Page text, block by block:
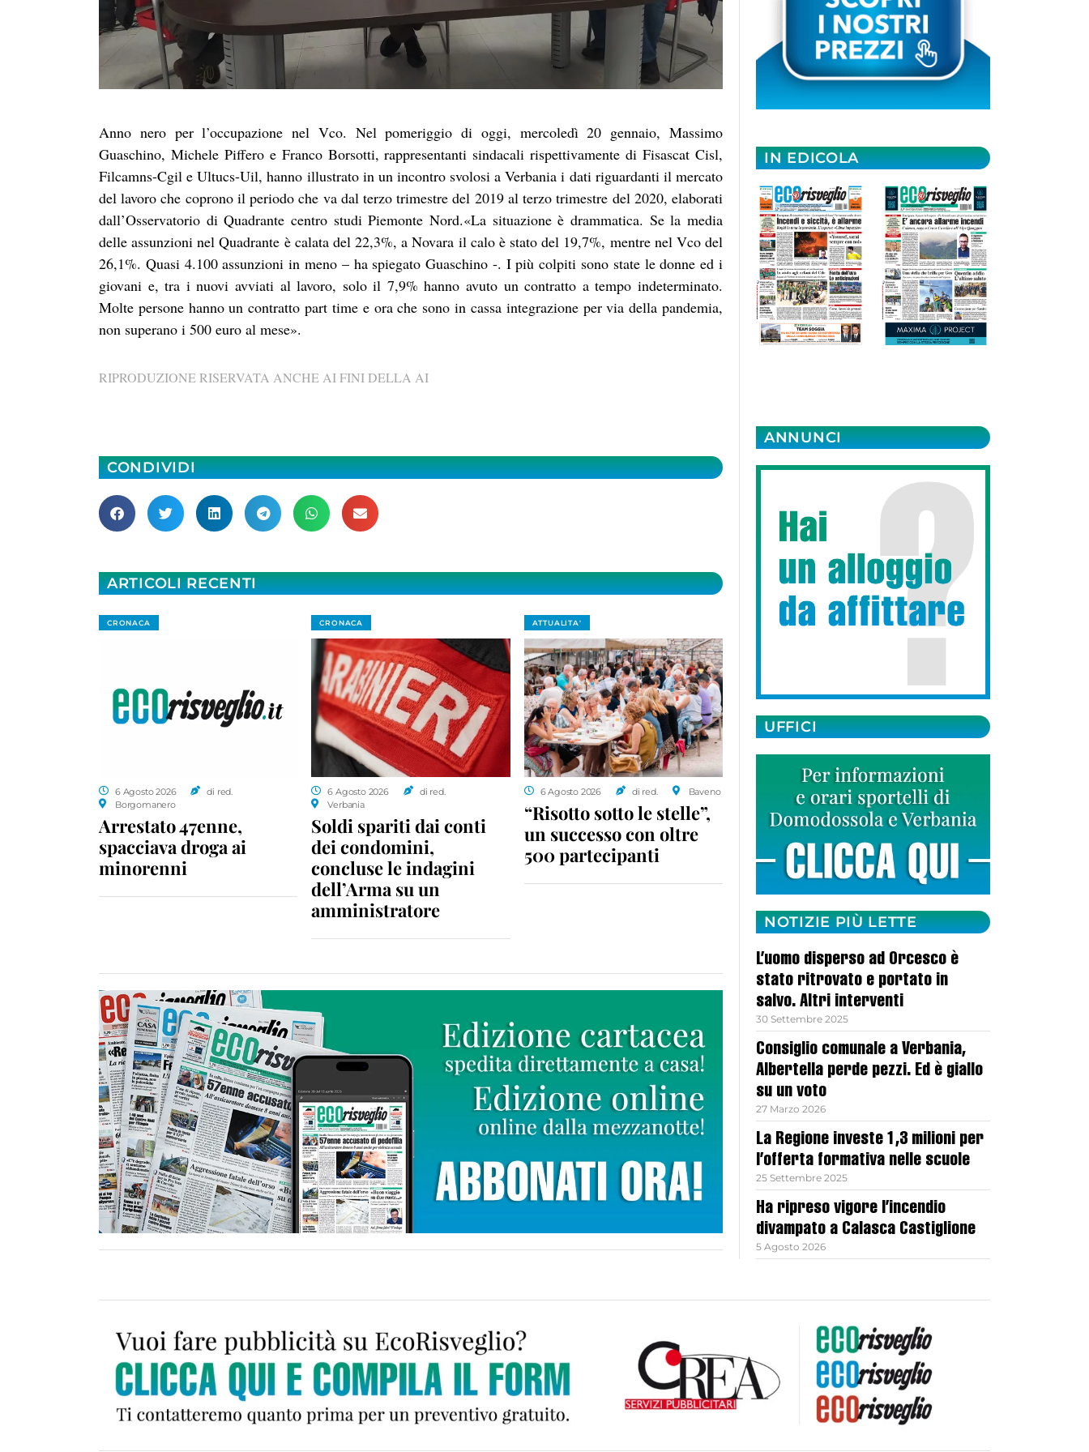
Anno nero per l’occupazione nel Vco. Nel pomeriggio di oggi, mercoledì 20 gennaio, Massimo
Guaschino, Michele Piffero e Franco Borsotti, rappresentanti sindacali rispettivamente di Fisascat Cisl,
Filcamns-Cgil e Ultucs-Uil, hanno illustrato in un incontro svolosi a Verbania i dati riguardanti il mercato
del lavoro che coprono il periodo che va dal terzo trimestre del 2019 al terzo trimestre del 2020, elaborati
dall’Osservatorio di Quadrante centro studi Piemonte Nord.«La situazione è drammatica. Se la media
delle assunzioni nel Quadrante è calata del 22,3%, a Novara il calo è stato del 19,7%, mentre nel Vco del
26,1%. Quasi 4.100 assunzioni in meno – ha spiegato Guaschino -. I più colpiti sono state le donne ed i
giovani e, tra i nuovi avviati al lavoro, solo il 7,9% hanno avuto un contratto a tempo indeterminato.
Molte persone hanno un contratto part time e ora che sono in cassa integrazione per via della pandemia,
non superano i 500 euro al mese».
RIPRODUZIONE RISERVATA ANCHE AI FINI DELLA AI
CONDIVIDI
ARTICOLI RECENTI
CRONACA
6 Agosto 2026
di red.
Borgomanero
Arrestato 47enne,
spacciava droga ai
minorenni
CRONACA
6 Agosto 2026
di red.
Verbania
Soldi spariti dai conti
dei condomini,
concluse le indagini
dell’Arma su un
amministratore
ATTUALITA'
6 Agosto 2026 di red. Baveno
“Risotto sotto le stelle”,
un successo con oltre
500 partecipanti
IN EDICOLA
ANNUNCI
UFFICI
NOTIZIE PIÙ LETTE
L’uomo disperso ad Orcesco è
stato ritrovato e portato in
salvo. Altri interventi
30 Settembre 2025
Consiglio comunale a Verbania,
Albertella perde pezzi. Ed è giallo
su un voto
27 Marzo 2026
La Regione investe 1,3 milioni per
l’offerta formativa nelle scuole
25 Settembre 2025
Ha ripreso vigore l’incendio
divampato a Calasca Castiglione
5 Agosto 2026